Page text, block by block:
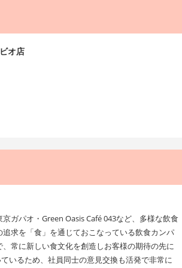
オ店
ガパオ・Green Oasis Café 043など、多様な飲食
求を「食」を通じておこなっている飲食カンパ
常に新しい食文化を創造しお客様の期待の先に
いるため、社員同士の意見交換も活発で非常に